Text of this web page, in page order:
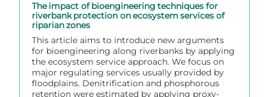
The impact of bioengineering techniques for
riverbank protection on ecosystem services of
riparian zones
This article aims to introduce new arguments
for bioengineering along riverbanks by applying
the ecosystem service approach. We focus on
major regulating services usually provided by
floodplains. Denitrification and phosphorous
retention were estimated by applying proxy-